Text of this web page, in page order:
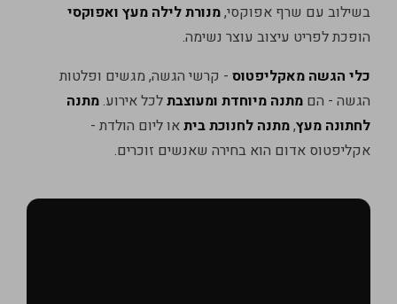
בשילוב עם שרף אפוקסי,מנורת לילה מעץ ואפוקסי
הופכת לפריט עיצוב עוצר נשימה.
כלי הגשה מאקליפטוס- קרשי הגשה, מגשים ופלטות
הגשה - הם מתנה מיוחדת ומעוצבתלכל אירוע.מתנה
לחתונה מעץ,מתנה לחנוכת ביתאו ליום הולדת -
אקליפטוס אדום הוא בחירה שאנשים זוכרים.